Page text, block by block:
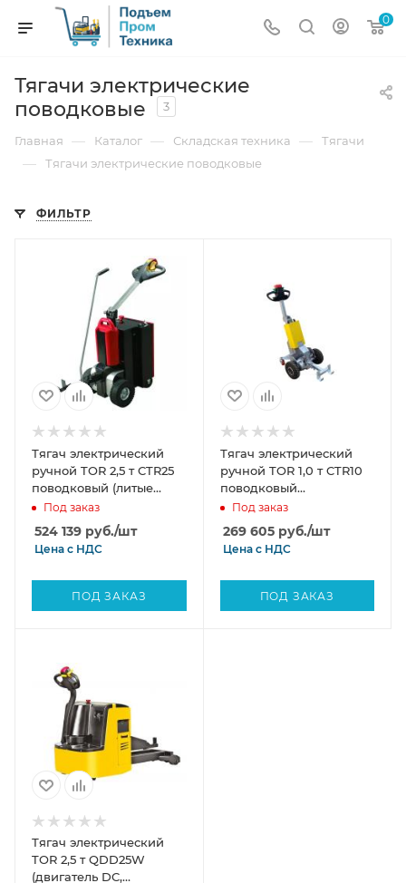
0
Тягачи электрические
поводковые
3
Главная — Каталог — Складская техника — Тягачи
— Тягачи электрические поводковые
ФИЛЬТР
Тягач электрический
ручной TOR 2,5 т CTR25
поводковый (литые
колеса)
Под заказ
524 139 руб./шт
Цена с НДС
ПОД ЗАКАЗ
Тягач электрический
ручной TOR 1,0 т CTR10
поводковый
(пневматические
Под заказ
269 605руб./шт
Цена с НДС
ПОД ЗАКАЗ
Тягач электрический
TOR 2,5 т QDD25W
(двигатель DC,